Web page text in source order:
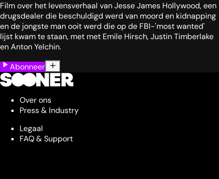
Film over het levensverhaal van Jesse James Hollywood, een
drugsdealer die beschuldigd werd van moord en kidnapping
en de jongste man ooit werd die op de FBI-'most wanted'
lijst kwam te staan, met met Emile Hirsch, Justin Timberlake
en Anton Yelchin.
Abonneer
Over ons
Press & Industry
Legaal
FAQ & Support